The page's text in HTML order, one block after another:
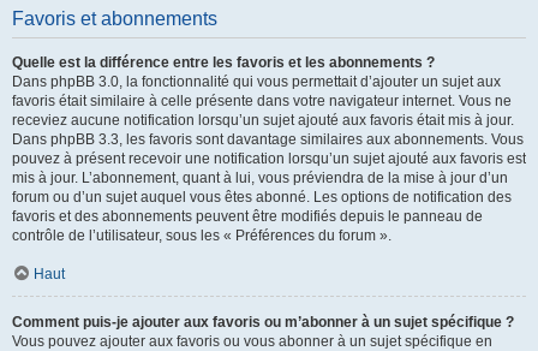
Favoris et abonnements
Quelle est la différence entre les favoris et les abonnements ?
Dans phpBB 3.0, la fonctionnalité qui vous permettait d’ajouter un sujet aux
favoris était similaire à celle présente dans votre navigateur internet. Vous ne
receviez aucune notification lorsqu’un sujet ajouté aux favoris était mis à jour.
Dans phpBB 3.3, les favoris sont davantage similaires aux abonnements. Vous
pouvez à présent recevoir une notification lorsqu’un sujet ajouté aux favoris est
mis à jour. L’abonnement, quant à lui, vous préviendra de la mise à jour d’un
forum ou d’un sujet auquel vous êtes abonné. Les options de notification des
favoris et des abonnements peuvent être modifiés depuis le panneau de
contrôle de l’utilisateur, sous les « Préférences du forum ».
Haut
Comment puis-je ajouter aux favoris ou m’abonner à un sujet spécifique ?
Vous pouvez ajouter aux favoris ou vous abonner à un sujet spécifique en